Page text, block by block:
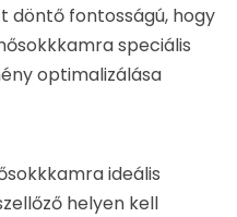
döntő fontosságú, hogy
speciális
optimalizálása
ideális
helyen kell